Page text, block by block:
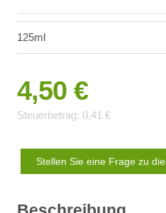
125ml
4,50 €
Steuerbetrag: 0,41 €
Stellen Sie eine Frage zu